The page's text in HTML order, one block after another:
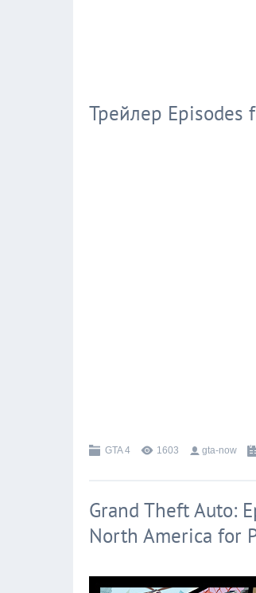
Трейлер Episodes
GTA 4 1603 gta-now
Grand Theft Auto:
North America for